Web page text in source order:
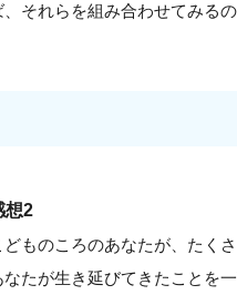
、それらを組み合わせてみる
想2
どものころのあなたが、たく
なたが生き延びてきたことを